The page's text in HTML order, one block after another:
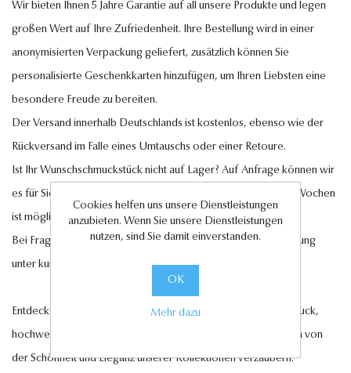
Wir bieten Ihnen 5 Jahre Garantie auf all unsere Produkte und legen
großen Wert auf Ihre Zufriedenheit. Ihre Bestellung wird in einer
anonymisierten Verpackung geliefert, zusätzlich können Sie
personalisierte Geschenkkarten hinzufügen, um Ihren Liebsten eine
besondere Freude zu bereiten.
Der Versand innerhalb Deutschlands ist kostenlos, ebenso wie der
Rückversand im Falle eines Umtauschs oder einer Retoure.
Ist Ihr Wunschschmuckstück nicht auf Lager? Auf Anfrage können wir
es für Sie anfertigen lassen. Eine Lieferung innerhalb von 6-7 Wochen
ist möglich.
Bei Fragen steht Ihnen unser Kundenservice gerne zur Verfügung
unter kundenservice@antwerp-diamonds.de.
Entdecken Sie jetzt unsere exquisite Auswahl an Diamantschmuck,
hochwertigen Edelsteinen und edlen Perlen und lassen Sie sich von
der Schönheit und Eleganz unserer Kollektionen verzaubern.
Cookies helfen uns unsere Dienstleistungen
anzubieten. Wenn Sie unsere Dienstleistungen
nutzen, sind Sie damit einverstanden.
OK
Mehr dazu